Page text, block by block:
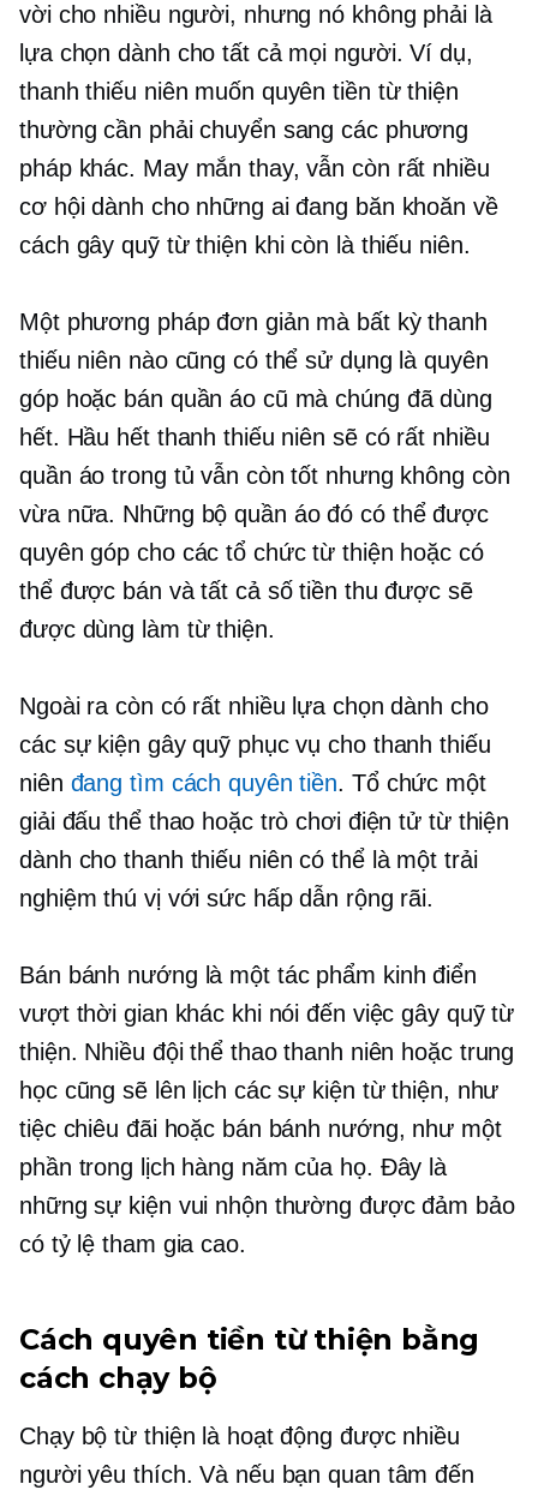
vời cho nhiều người, nhưng nó không phải là
lựa chọn dành cho tất cả mọi người. Ví dụ,
thanh thiếu niên muốn quyên tiền từ thiện
thường cần phải chuyển sang các phương
pháp khác. May mắn thay, vẫn còn rất nhiều
cơ hội dành cho những ai đang băn khoăn về
cách gây quỹ từ thiện khi còn là thiếu niên.
Một phương pháp đơn giản mà bất kỳ thanh
thiếu niên nào cũng có thể sử dụng là quyên
góp hoặc bán quần áo cũ mà chúng đã dùng
hết. Hầu hết thanh thiếu niên sẽ có rất nhiều
quần áo trong tủ vẫn còn tốt nhưng không còn
vừa nữa. Những bộ quần áo đó có thể được
quyên góp cho các tổ chức từ thiện hoặc có
thể được bán và tất cả số tiền thu được sẽ
được dùng làm từ thiện.
Ngoài ra còn có rất nhiều lựa chọn dành cho
các sự kiện gây quỹ phục vụ cho thanh thiếu
niên đang tìm cách quyên tiền. Tổ chức một
giải đấu thể thao hoặc trò chơi điện tử từ thiện
dành cho thanh thiếu niên có thể là một trải
nghiệm thú vị với sức hấp dẫn rộng rãi.
Bán bánh nướng là một tác phẩm kinh điển
vượt thời gian khác khi nói đến việc gây quỹ từ
thiện. Nhiều đội thể thao thanh niên hoặc trung
học cũng sẽ lên lịch các sự kiện từ thiện, như
tiệc chiêu đãi hoặc bán bánh nướng, như một
phần trong lịch hàng năm của họ. Đây là
những sự kiện vui nhộn thường được đảm bảo
có tỷ lệ tham gia cao.
Cách quyên tiền từ thiện bằng
cách chạy bộ
Chạy bộ từ thiện là hoạt động được nhiều
người yêu thích. Và nếu bạn quan tâm đến